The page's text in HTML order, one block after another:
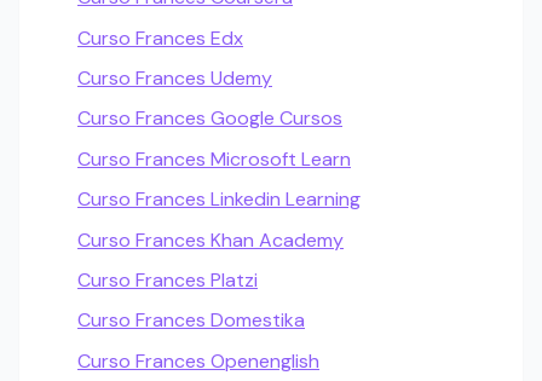
Curso Frances Edx
Curso Frances Udemy
Curso Frances Google Cursos
Curso Frances Microsoft Learn
Curso Frances Linkedin Learning
Curso Frances Khan Academy
Curso Frances Platzi
Curso Frances Domestika
Curso Frances Openenglish